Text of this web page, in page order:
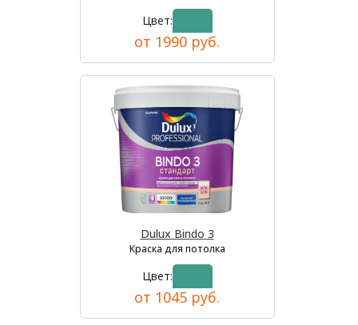
Цвет:
от 1990 руб.
Dulux Bindo 3
Краска для потолка
Цвет:
от 1045 руб.